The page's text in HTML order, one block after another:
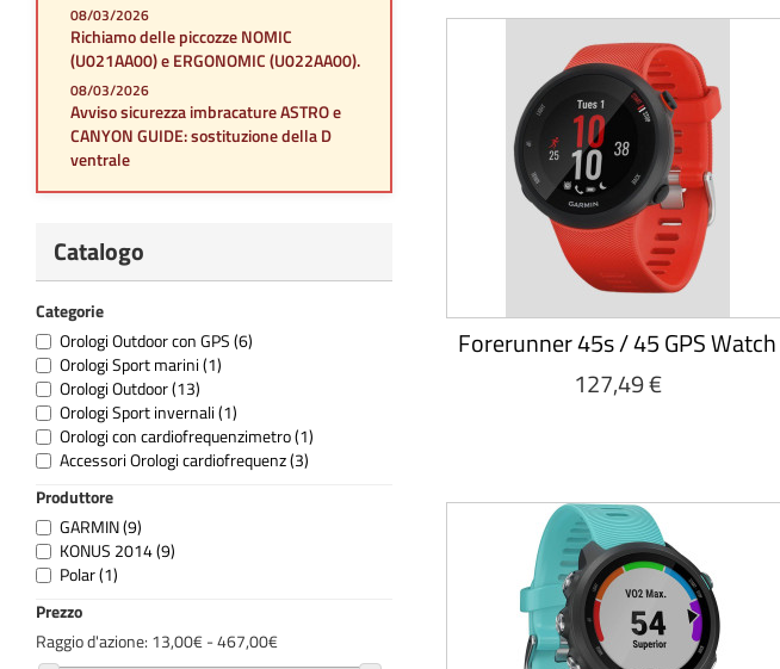
08/03/2026
Richiamo delle piccozze NOMIC
(U021AA00) e ERGONOMIC (U022AA00).
08/03/2026
Avviso sicurezza imbracature ASTRO e
CANYON GUIDE: sostituzione della D
ventrale
Catalogo
Categorie
Orologi Outdoor con GPS(6)
Orologi Sport marini(1)
Orologi Outdoor(13)
Orologi Sport invernali(1)
Orologi con cardiofrequenzimetro(1)
Accessori Orologi cardiofrequenz(3)
Produttore
GARMIN(9)
KONUS 2014(9)
Polar(1)
Prezzo
Raggio d'azione: 13,00€ - 467,00€
Forerunner 45s / 45 GPS Watch
127,49 €